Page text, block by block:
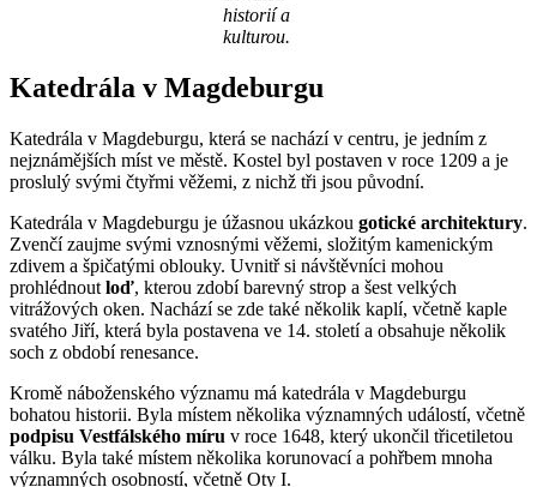
historií a
kulturou.
Katedrála v Magdeburgu
Katedrála v Magdeburgu, která se nachází v centru, je jedním z
nejznámějších míst ve městě. Kostel byl postaven v roce 1209 a je
proslulý svými čtyřmi věžemi, z nichž tři jsou původní.
Katedrála v Magdeburgu je úžasnou ukázkou gotické architektury.
Zvenčí zaujme svými vznosnými věžemi, složitým kamenickým
zdivem a špičatými oblouky. Uvnitř si návštěvníci mohou
prohlédnout loď, kterou zdobí barevný strop a šest velkých
vitrážových oken. Nachází se zde také několik kaplí, včetně kaple
svatého Jiří, která byla postavena ve 14. století a obsahuje několik
soch z období renesance.
Kromě náboženského významu má katedrála v Magdeburgu
bohatou historii. Byla místem několika významných událostí, včetně
podpisu Vestfálského míru v roce 1648, který ukončil třicetiletou
válku. Byla také místem několika korunovací a pohřbem mnoha
významných osobností, včetně Oty I.